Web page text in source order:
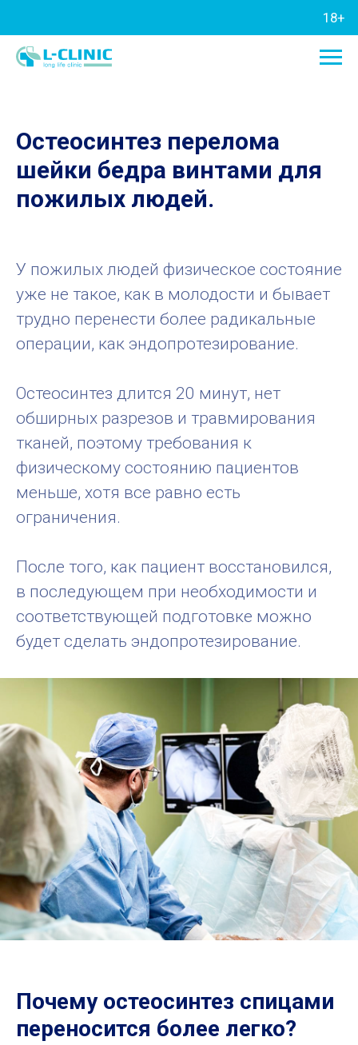
Остеосинтез перелома
шейки бедра винтами для
пожилых людей.
У пожилых людей физическое состояние
уже не такое, как в молодости и бывает
трудно перенести более радикальные
операции, как эндопротезирование.
Остеосинтез длится 20 минут, нет
обширных разрезов и травмирования
тканей, поэтому требования к
физическому состоянию пациентов
меньше, хотя все равно есть
ограничения.
После того, как пациент восстановился,
в последующем при необходимости и
соответствующей подготовке можно
будет сделать эндопротезирование.
Почему остеосинтез спицами
переносится более легко?